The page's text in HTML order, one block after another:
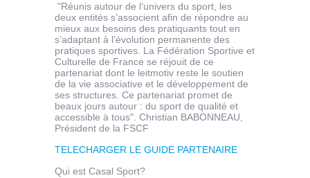
"Réunis autour de l’univers du sport, les
deux entités s’associent afin de répondre au
mieux aux besoins des pratiquants tout en
s’adaptant à l’évolution permanente des
pratiques sportives. La Fédération Sportive et
Culturelle de France se réjouit de ce
partenariat dont le leitmotiv reste le soutien
de la vie associative et le développement de
ses structures. Ce partenariat promet de
beaux jours autour : du sport de qualité et
accessible à tous". Christian BABONNEAU,
Président de la FSCF
TELECHARGER LE GUIDE PARTENAIRE
Qui est Casal Sport?